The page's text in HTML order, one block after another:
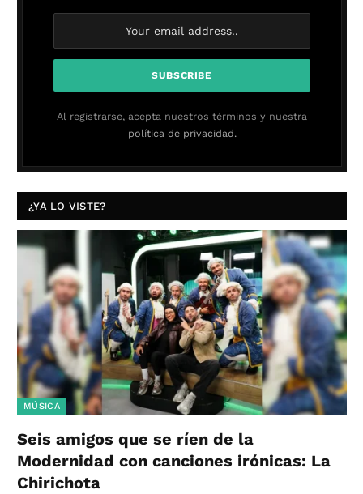
Al registrarse, acepta nuestros términos y nuestra
política de privacidad.
¿YA LO VISTE?
MÚSICA
Seis amigos que se ríen de la
Modernidad con canciones irónicas: La
Chirichota